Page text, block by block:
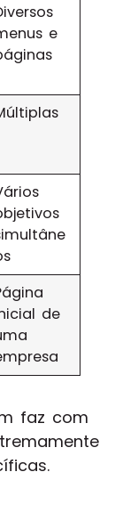
e
de
faz com